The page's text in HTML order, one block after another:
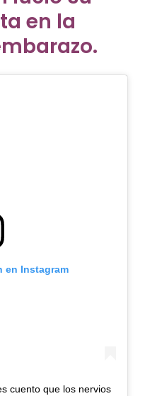
en la
en Instagram
cuento que los nervios